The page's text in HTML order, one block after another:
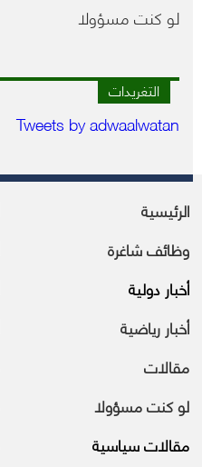
لو كنت مسؤولا
التغريدات
Tweets by adwaalwatan
الرئيسية
وظائف شاغرة
أخبار دولية
أخبار رياضية
مقالات
لو كنت مسؤولا
مقالات سياسية